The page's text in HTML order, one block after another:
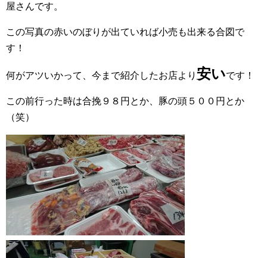
屋さんです。
この写真の赤いのぼりが出ていれば小売も出来る合図で
す！
何がアツいかって、今まで紹介したお店より 安いです！
この前行った時は合挽９８円とか、豚の頭５００円とか
（笑）